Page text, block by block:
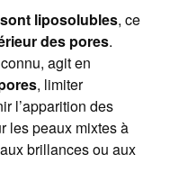
liposolubles, ce
des pores.
agit en
, limiter
l’apparition des
les peaux mixtes à
brillances ou aux